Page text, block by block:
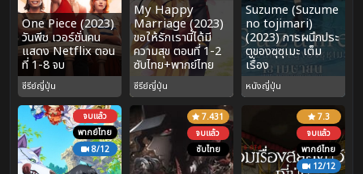
One Piece (2023)
วันพีช เวอร์ชั่นคน
แสดง Netflix ตอน
ที่ 1-8 จบ
ซีรีย์ญี่ปุ่น
My Happy
Marriage (2023)
ขอให้รักเรานี้ได้มี
ความสุข ตอนที่ 1-2
ซับไทย+พากย์ไทย
ซีรีย์ญี่ปุ่น
Suzume (Suzume
no tojimari)
(2023) การผนึกประ
ตูของซุซุเมะ เต็ม
เรื่อง
หนังญี่ปุ่น
จบแล้ว
พากย์ไทย
8/12
7.431
จบแล้ว
ซับไทย
7.3
จบแล้ว
พากย์ไทย
12/12